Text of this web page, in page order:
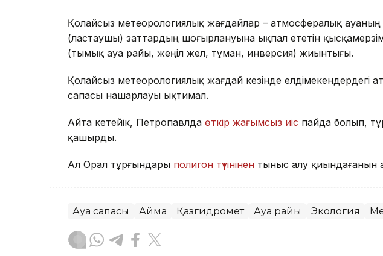
Қолайсыз метеорологиялық жағдайлар – атмосфералық ауаның
(ластаушы) заттардың шоғырлануына ықпал ететін
(тымық ауа райы, жеңіл жел, тұман, инверсия) жиынтығы.
Қолайсыз метеорологиялық жағдай кезінде елдімекендердегі
сапасы нашарлауы ықтимал.
Айта кетейік, Петропавлда өткір жағымсыз иіс пайда болып,
қашырды.
Ал Орал тұрғындары полигон түтінінен тыныс алу
Ауа сапасы Аймақ Қазгидромет Ауа райы Экология